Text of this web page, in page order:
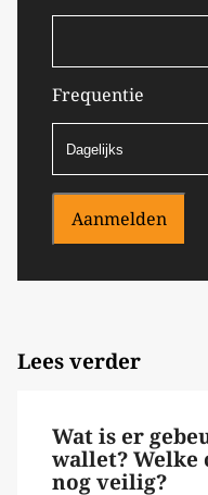
Frequentie
Aanmelden
Lees verder
Wat is er
wallet? Welke
nog veilig?